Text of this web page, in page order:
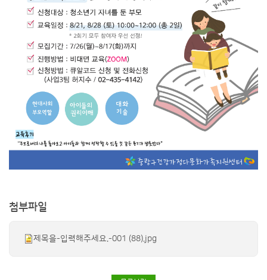
첨부파일
제목을-입력해주세요.-001 (88).jpg